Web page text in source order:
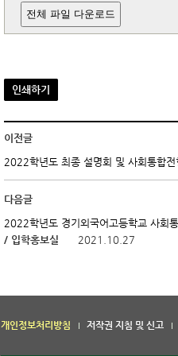
전체 파일 다운로드
인쇄하기
이전글
2022학년도 최종 설명회 및 사회통합전
다음글
2022학년도 경기외국어고등학교 사회
/ 입학홍보실
2021.10.27
개인정보처리방침 저작권 지침 및 신고